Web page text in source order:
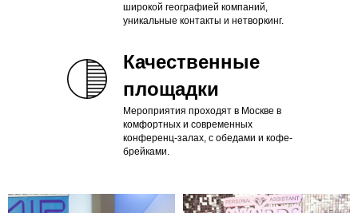
широкой географией компаний,
уникальные контакты и нетворкинг.
Мероприятия проходят в Москве в
комфортных и современных
конференц-залах, с обедами и кофе-
брейками.
Качественные
площадки